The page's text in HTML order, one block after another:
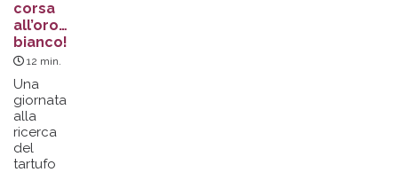
corsa
all’oro…
bianco!
12 min.
Una
giornata
alla
ricerca
del
tartufo